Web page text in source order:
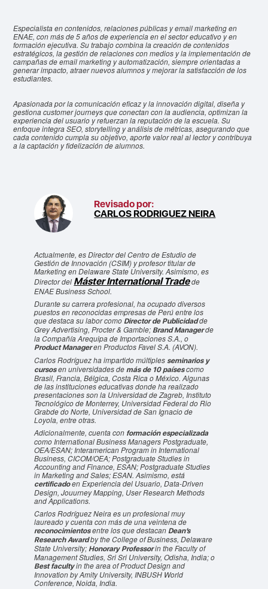
Especialista en contenidos, relaciones públicas y email marketing en
ENAE, con más de 5 años de experiencia en el sector educativo y en
formación ejecutiva. Su trabajo combina la creación de contenidos
estratégicos, la gestión de relaciones con medios y la implementación de
campañas de email marketing y automatización, siempre orientadas a
generar impacto, atraer nuevos alumnos y mejorar la satisfacción de los
estudiantes.
Apasionada por la comunicación eficaz y la innovación digital, diseña y
gestiona customer journeys que conectan con la audiencia, optimizan la
experiencia del usuario y refuerzan la reputación de la escuela. Su
enfoque integra SEO, storytelling y análisis de métricas, asegurando que
cada contenido cumpla su objetivo, aporte valor real al lector y contribuya
a la captación y fidelización de alumnos.
Revisado por:
CARLOS RODRIGUEZ NEIRA
Actualmente, es Director del Centro de Estudio de
Gestión de Innovación (CSIM) y profesor titular de
Marketing en Delaware State University. Asimismo, es
Director del Máster International Tradede
ENAE Business School.
Durante su carrera profesional, ha ocupado diversos
puestos en reconocidas empresas de Perú entre los
que destaca su labor como Director de Publicidadde
Grey Advertising, Procter & Gamble; Brand Managerde
la Compañía Arequipa de Importaciones S.A., o
Product Manageren Productos Favel S.A. (AVON).
Carlos Rodríguez ha impartido múltiplesseminarios y
cursosen universidades de más de 10 paísescomo
Brasil, Francia, Bélgica, Costa Rica o México. Algunas
de las instituciones educativas donde ha realizado
presentaciones son la Universidad de Zagreb, Instituto
Tecnológico de Monterrey, Universidad Federal do Rio
Grabde do Norte, Universidad de San Ignacio de
Loyola, entre otras.
Adicionalmente, cuenta con formación especializada
como International Business Managers Postgraduate,
OEA/ESAN; Interamerican Program in International
Business, CICOM/OEA; Postgraduate Studies in
Accounting and Finance, ESAN; Postgraduate Studies
in Marketing and Sales; ESAN. Asimismo, está
certificadoen Experiencia del Usuario, Data-Driven
Design, Jouurney Mapping, User Research Methods
and Applications.
Carlos Rodríguez Neira es un profesional muy
laureado y cuenta con más de una veintena de
reconocimientosentre los que destacan Dean’s
Research Awardby the College of Business, Delaware
State University; Honorary Professorin the Faculty of
Management Studies, Sri Sri University, Odisha, India; o
Best facultyin the area of Product Design and
Innovation by Amity University, INBUSH World
Conference, Noida, India.